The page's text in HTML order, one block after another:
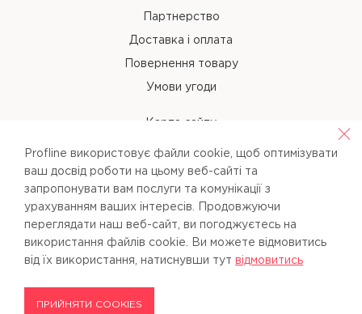
Партнерство
Доставка і оплата
Повернення товару
Умови угоди
Карта сайту
КОНТАКТИ
+38 (067) 238-97-40
info@pl-beauty.com.ua
Profline використовує файли cookie, щоб оптимізувати
ваш досвід роботи на цьому веб-сайті та
запропонувати вам послуги та комунікації з
урахуванням ваших інтересів. Продовжуючи
переглядати наш веб-сайт, ви погоджуєтесь на
використання файлів cookie. Ви можете вiдмовитись
вiд їх використання, натиснувши тут вiдмовитись
ПРИЙНЯТИ COOKIES